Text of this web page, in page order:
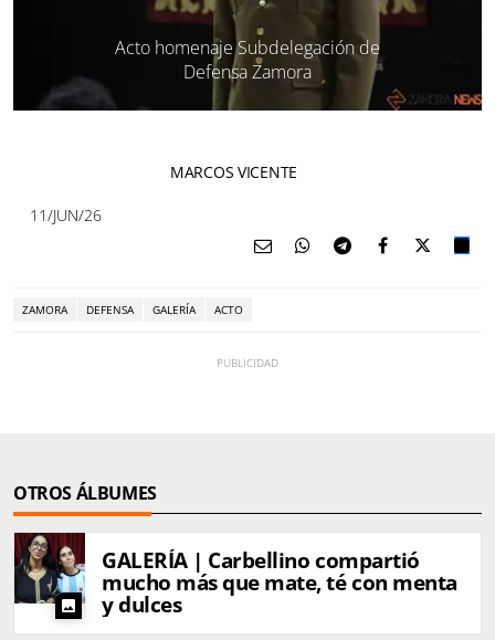
Acto homenaje Subdelegación de
Defensa Zamora
MARCOS VICENTE
11/JUN/26
ZAMORA DEFENSA GALERÍA ACTO
OTROS ÁLBUMES
photo
GALERÍA | Carbellino compartió
mucho más que mate, té con menta
y dulces